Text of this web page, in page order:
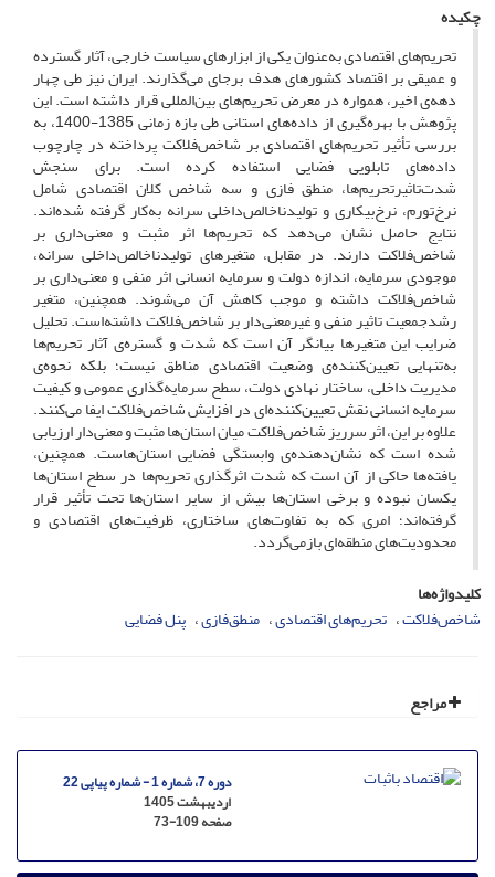
چکیده
تحریم‌های اقتصادی به‌عنوان یکی از ابزارهای سیاست خارجی، آثار گسترده
و عمیقی بر اقتصاد کشورهای هدف برجای می‌گذارند. ایران نیز طی چهار
دهه‌ی اخیر، همواره در معرض تحریم‌های بین‌المللی قرار داشته است. این
پژوهش با بهره‌گیری از داده‌های استانی طی بازه زمانی 1385-1400، به
بررسی تأثیر تحریم‌های اقتصادی بر شاخص‌فلاکت پرداخته در چارچوب
داده‌های تابلویی فضایی استفاده کرده است. برای سنجش
شدت‌‌تاثیر‌تحریم‌ها، منطق فازی و سه شاخص کلان اقتصادی شامل
نرخ‌تورم، نرخ‎‌بیکاری و تولید‌ناخالص‌داخلی سرانه به‌کار گرفته شده‌اند.
نتایج حاصل نشان می‌دهد که ‌تحریم‌ها اثر مثبت و معنی‌داری بر
شاخص‌فلاکت دارند. در مقابل، متغیرهای تولید‌ناخالص‌داخلی سرانه،
موجودی سرمایه، اندازه دولت و سرمایه انسانی اثر منفی و معنی‌داری بر
شاخص‌فلاکت داشته و موجب کاهش آن می‌شوند. همچنین، متغیر
رشد‌جمعیت تاثیر منفی و غیر‌معنی‌دار بر شاخص‌فلاکت داشته‌است. تحلیل
ضرایب این متغیرها بیانگر آن است که شدت و گستره‌ی آثار تحریم‌ها
به‌تنهایی تعیین‌کننده‌ی وضعیت اقتصادی مناطق نیست؛ بلکه نحوه‌ی
مدیریت داخلی، ساختار نهادی دولت، سطح سرمایه‌گذاری عمومی و کیفیت
سرمایه انسانی نقش تعیین‌کننده‌‌ای در افزایش شاخص‌فلاکت ایفا می‌کنند.
علاوه بر این، اثر سرریز شاخص‌فلاکت میان استان‌ها مثبت و معنی‌دار ارزیابی
شده است که نشان‌دهنده‌ی وابستگی فضایی استان‌هاست. همچنین،
یافته‌ها حاکی از آن است که شدت اثرگذاری تحریم‌ها در سطح استان‌ها
یکسان نبوده و برخی استان‌ها بیش از سایر استان‌ها تحت تأثیر قرار
گرفته‌اند؛ امری که به تفاوت‌های ساختاری، ظرفیت‌های اقتصادی و
محدودیت‌های منطقه‌ای بازمی‌گردد.
کلیدواژه‌ها
شاخص‌فلاکت تحریم‌های اقتصادی منطق‌فازی پنل فضایی
مراجع
دوره 7، شماره 1 - شماره پیاپی 22
اردیبهشت 1405
صفحه73-109